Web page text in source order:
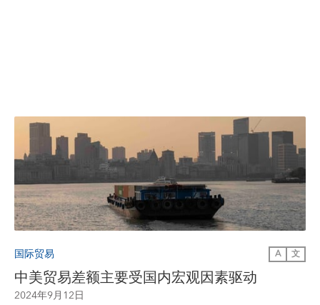
国际贸易 A 文
中美贸易差额主要受国内宏观因素驱动
2024年9月12日